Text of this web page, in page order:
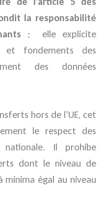
la responsabilité
; elle explicite
et fondements des
des données
hors de l’UE, cet
le respect des
nationale. Il prohibe
dont le niveau de
égal au niveau